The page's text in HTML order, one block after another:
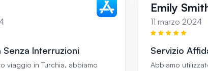
Interruzioni
viaggio in Turchia, abbiamo
Emily
11 marzo 2024
Servizio
Abbiamo